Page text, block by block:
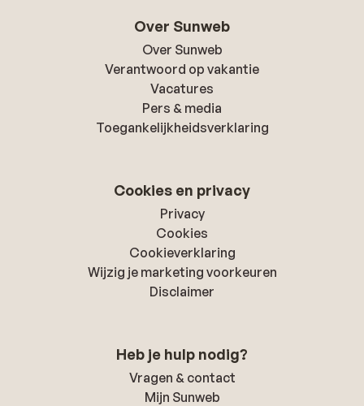
Over Sunweb
Over Sunweb
Verantwoord op vakantie
Vacatures
Pers & media
Toegankelijkheidsverklaring
Cookies en privacy
Privacy
Cookies
Cookieverklaring
Wijzig je marketing voorkeuren
Disclaimer
Heb je hulp nodig?
Vragen & contact
Mijn Sunweb